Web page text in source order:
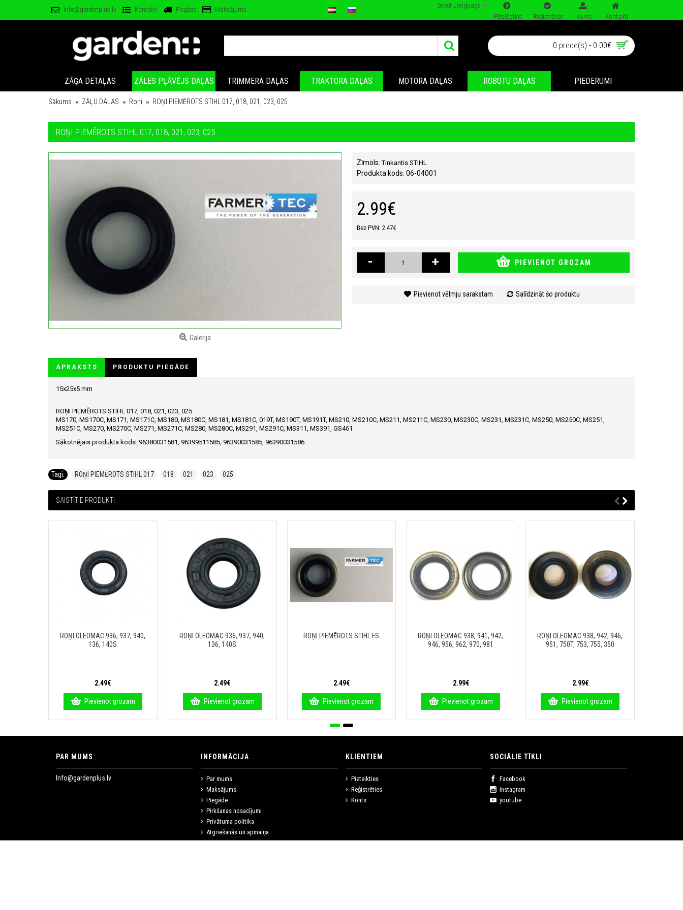
info@gardenplus.lv Kontakti Piegāde Maksājums
Select Language ▼
Pieslēgties
Reģistrēties Konts Kontakti
0 prece(s) - 0.00€
ZĀĢA DETAĻAS ZĀLES PĻĀVĒJS DAĻAS TRIMMERA DAĻAS TRAKTORA DAĻAS MOTORA DAĻAS ROBOTU DAĻAS PIEDERUMI
Sākums ZĀĻU DAĻAS Roņi ROŅI PIEMĒROTS STIHL 017, 018, 021, 023, 025
ROŅI PIEMĒROTS STIHL 017, 018, 021, 023, 025
Galerija
Zīmols:Tinkantis STIHL
Produkta kods: 06-04001
2.99€
Bez PVN: 2.47€
- + PIEVIENOT GROZAM
Pievienot vēlmju sarakstam Salīdzināt šo produktu
APRAKSTS PRODUKTU PIEGĀDE
15x25x5 mm
ROŅI PIEMĒROTS STIHL 017, 018, 021, 023, 025
MS170, MS170C, MS171, MS171C, MS180, MS180C, MS181, MS181C, 019T, MS190T, MS191T, MS210, MS210C, MS211, MS211C, MS230, MS230C, MS231, MS231C, MS250, MS250C, MS251,
MS251C, MS270, MS270C, MS271, MS271C, MS280, MS280C, MS291, MS291C, MS311, MS391, GS461
Sākotnējais produkta kods: 96380031581, 96399511585, 96390031585, 96390031586
Tagi: ROŅI PIEMĒROTS STIHL 017 018 021 023 025
SAISTĪTIE PRODUKTI
ROŅI OLEOMAC 936, 937, 940,
136, 140S
2.49€
Pievienot grozam
ROŅI OLEOMAC 936, 937, 940,
136, 140S
2.49€
Pievienot grozam
ROŅI PIEMĒROTS STIHL FS
2.49€
Pievienot grozam
ROŅI OLEOMAC 938, 941, 942,
946, 956, 962, 970, 981
2.99€
Pievienot grozam
ROŅI OLEOMAC 938, 942, 946,
951, 750T, 753, 755, 350
2.99€
Pievienot grozam
PAR MUMS
Info@gardenplus.lv
INFORMĀCIJA
Par mums
Maksājums
Piegāde
Pirkšanas nosacījumi
Privātuma politika
Atgriešanās un apmaiņa
KLIENTIEM
Pieteikties
Reģistrēties
Konts
SOCIĀLIE TĪKLI
Facebook
Instagram
youtube